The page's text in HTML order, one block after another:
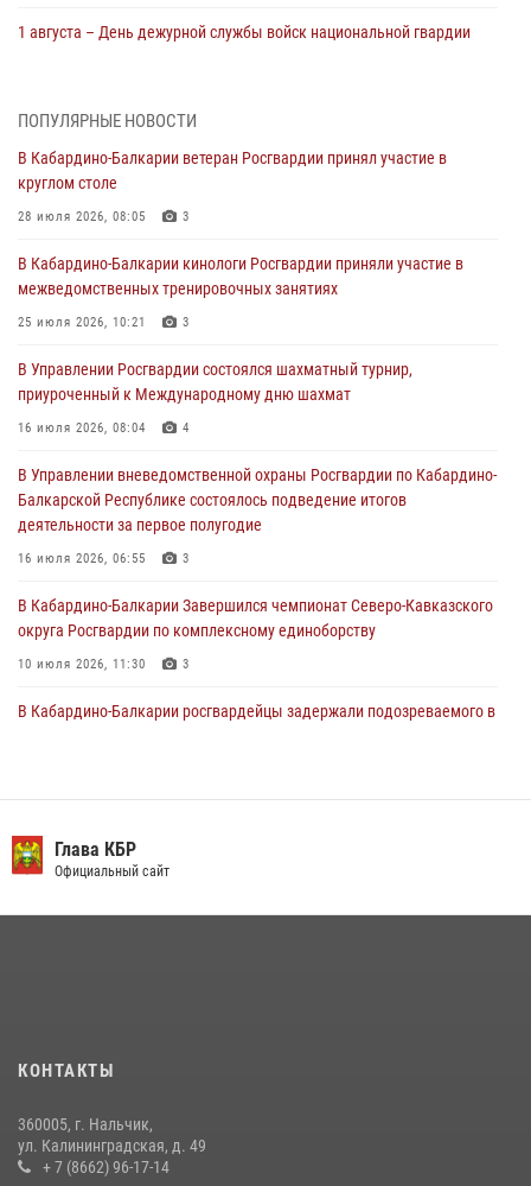
1 августа – День дежурной службы войск национальной гвардии
мировой войне 1914-1918 годов
01 августа 2026, 07:30
поздравил специалистов подразделений тыла с профессиональным
праздником
01 августа 2026, 00:10
Росгвардия обеспечивает безопасность граждан на южном
направлении
31 июля 2026, 09:22
Состоялась рабочая встреча директора Росгвардии Героя России
генерала армии Виктора Золотова с заместителем полномочного
представителя Президента Российской Федерации в Северо-
Кавказском федеральном округе Виталием Кузнецовым
ПОПУЛЯРНЫЕ НОВОСТИ
В Кабардино-Балкарии ветеран Росгвардии принял участие в
круглом столе
28 июля 2026, 08:05 3
В Кабардино-Балкарии кинологи Росгвардии приняли участие в
межведомственных тренировочных занятиях
25 июля 2026, 10:21 3
В Управлении Росгвардии состоялся шахматный турнир,
приуроченный к Международному дню шахмат
16 июля 2026, 08:04 4
В Управлении вневедомственной охраны Росгвардии по Кабардино-
Балкарской Республике состоялось подведение итогов
деятельности за первое полугодие
16 июля 2026, 06:55 3
В Кабардино-Балкарии Завершился чемпионат Северо-Кавказского
округа Росгвардии по комплексному единоборству
10 июля 2026, 11:30 3
В Кабардино-Балкарии росгвардейцы задержали подозреваемого в
округе Росгвардии
09 июля 2026, 08:36
В Кабардино-Балкарии при силовой поддержке Росгвардии изъяты
оружие и наркотические средства
Глава КБР
Официальный сайт
КОНТАКТЫ
360005, г. Нальчик,
ул. Калининградская, д. 49
+ 7 (8662) 96-17-14